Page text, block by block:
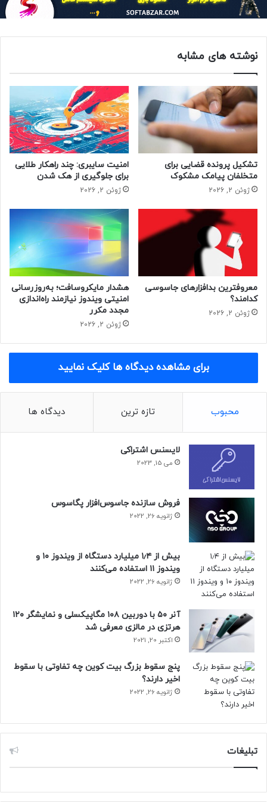
ولادیمیر پوتین، رییس جمهور روسیه دیدار کرد، فهرستی از ۱۶
بخش حساس را ارائه کرد که خط قرمز آمریکا محسوب می‌شوند و
هک شدن آنها واکنش سایبری دولت آمریکا را به دنبال خواهد
داشت اما این حملات ادامه پیدا کرده است.
کاخ سفید در ماه مه امسال یک فرمان اجرایی صادر کرد و بخش
خصوصی را به تقویت دفاع سایبری فراخواند. مقامات آمریکایی از
شرکتهای بخش خصوصی می‌خواهند اطلاعات و تدابیر مربوط به
حفاظت در برابر تهدیدهای سایبری را به اشتراک بگذارند.
بر اساس گزارش بلومبرگ، حملاتی که در وبلاگ مایکروسافت مورد
از سوی روسیه و دولتهای خارجی دیگر انجام می‌شوند. نفوذگران
برای بهره‌برداری از حفره‌ها یا آسیب پذیریهای امنیتی در نرم افزار
تلاش نمی‌کنند و در عوض از تکنیک‌های شناخته شده برای سرقت
اطلاعات بهره می‌برند.
برچسب ها: هکر مایکروسافت
نوشته های مشابه
تشکیل پرونده قضایی برای
متخلفان پیامک مشکوک
ژوئن 2, 2026
امنیت سایبری: چند راهکار طلایی
برای جلوگیری از هک شدن
ژوئن 2, 2026
معروفترین بدافزارهای جاسوسی
کدامند؟
ژوئن 2, 2026
هشدار مایکروسافت؛ به‌روزرسانی
امنیتی ویندوز نیازمند راه‌اندازی
مجدد مکرر
ژوئن 2, 2026
برای مشاهده دیدگاه ها کلیک نمایید
محبوب تازه ترین دیدگاه ها
لایسنس اشتراکی
می 15, 2023
فروش سازنده جاسوس‌افزار پگاسوس
ژانویه 26, 2022
بیش از ۱٫۴ میلیارد دستگاه از ویندوز ۱۰ و
ویندوز ۱۱ استفاده می‌کنند
ژانویه 26, 2022
آنر ۵۰ با دوربین ۱۰۸ مگاپیکسلی و نمایشگر ۱۲۰
هرتزی در مالزی معرفی شد
اکتبر 20, 2021
پنج سقوط بزرگ بیت کوین چه تفاوتی با سقوط
اخیر دارند؟
ژانویه 26, 2022
تبلیغات